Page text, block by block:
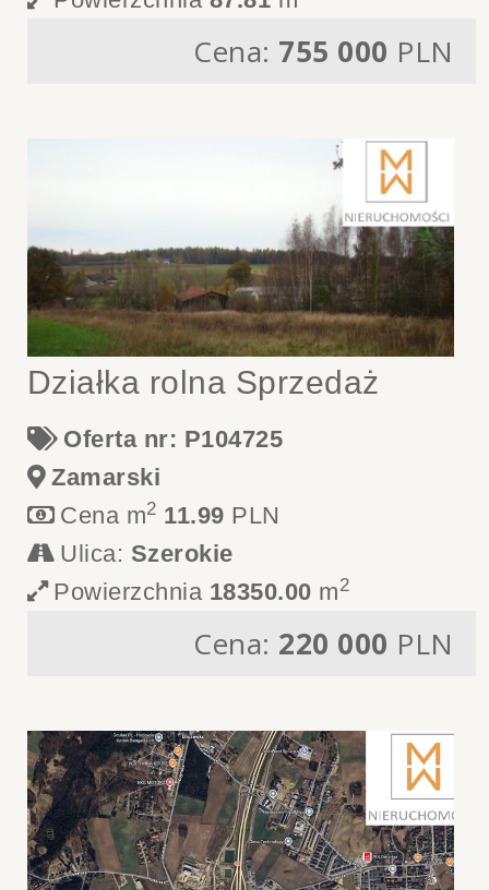
Cena: 755 000 PLN
Działka rolna Sprzedaż
Oferta nr: P104725
Zamarski
Cena m2 11.99 PLN
Ulica: Szerokie
Powierzchnia 18350.00 m2
Cena: 220 000 PLN